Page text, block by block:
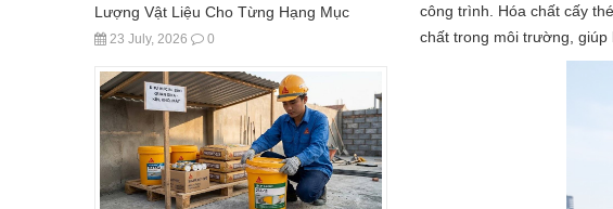
Lượng Vật Liệu Cho Từng Hạng Mục
23 July, 2026 0
công trình. Hóa chất cấy
chất trong môi trường, giúp